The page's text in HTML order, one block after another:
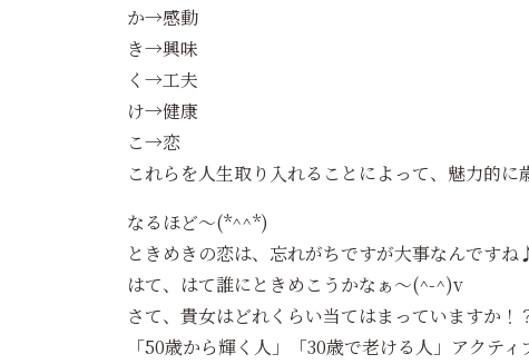
か→感動
き→興味
く→工夫
け→健康
こ→恋
これらを人生取り入れることによって、魅力的に
なるほど～(*^^*)
ときめきの恋は、忘れがちですが大事なんですね
はて、はて誰にときめこうかなぁ～(^-^)v
さて、貴女はどれくらい当てはまっていますか！
「50歳から輝く人」「30歳で老ける人」アクテ